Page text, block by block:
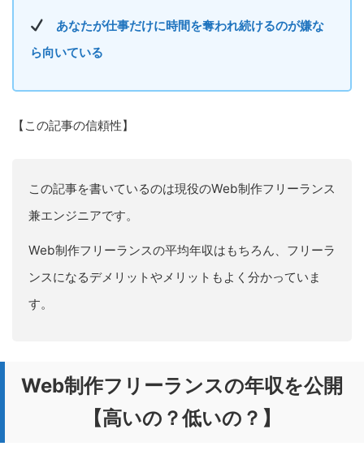
あなたが仕事だけに時間を奪われ続けるのが嫌な
ら向いている
【この記事の信頼性】
この記事を書いているのは現役のWeb制作フリーランス
兼エンジニアです。
Web制作フリーランスの平均年収はもちろん、フリーラ
ンスになるデメリットやメリットもよく分かっていま
す。
Web制作フリーランスの年収を公開
【高いの？低いの？】